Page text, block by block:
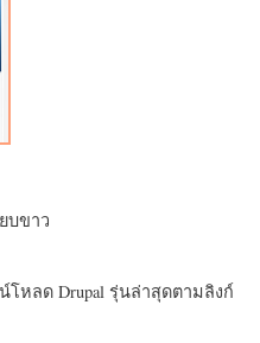
บขาว
โหลด Drupal รุ่นล่าสุดตามลิงก์